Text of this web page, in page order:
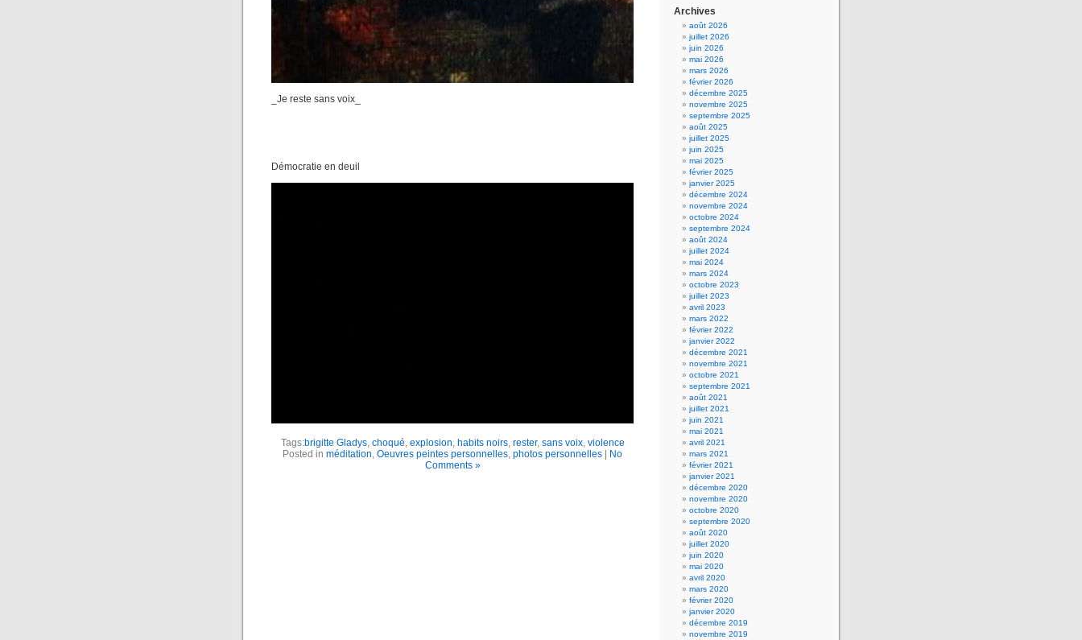
_Je reste sans voix_
Démocratie en deuil
Tags:brigitte Gladys, choqué, explosion, habits noirs, rester, sans voix, violence
Posted in méditation, Oeuvres peintes personnelles, photos personnelles | No
Comments »
Archives
août 2026
juillet 2026
juin 2026
mai 2026
mars 2026
février 2026
décembre 2025
novembre 2025
septembre 2025
août 2025
juillet 2025
juin 2025
mai 2025
février 2025
janvier 2025
décembre 2024
novembre 2024
octobre 2024
septembre 2024
août 2024
juillet 2024
mai 2024
mars 2024
octobre 2023
juillet 2023
avril 2023
mars 2022
février 2022
janvier 2022
décembre 2021
novembre 2021
octobre 2021
septembre 2021
août 2021
juillet 2021
juin 2021
mai 2021
avril 2021
mars 2021
février 2021
janvier 2021
décembre 2020
novembre 2020
octobre 2020
septembre 2020
août 2020
juillet 2020
juin 2020
mai 2020
avril 2020
mars 2020
février 2020
janvier 2020
décembre 2019
novembre 2019